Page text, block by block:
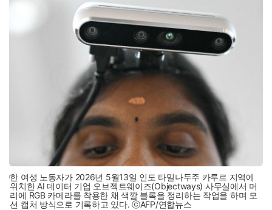
한 여성 노동자가 2026년 5월13일 인도 타밀나두주 카루르 지역에
위치한 AI 데이터 기업 오브젝트웨이즈(Objectways) 사무실에서 머
리에 RGB 카메라를 착용한 채 색깔 블록을 정리하는 작업을 하며 모
션 캡처 방식으로 기록하고 있다. ⓒAFP/연합뉴스